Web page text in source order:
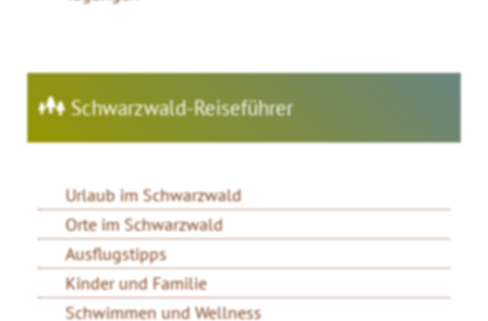
Schwarzwald-Reiseführer
Urlaub im Schwarzwald
Orte im Schwarzwald
Ausflugstipps
Kinder und Familie
Schwimmen und Wellness